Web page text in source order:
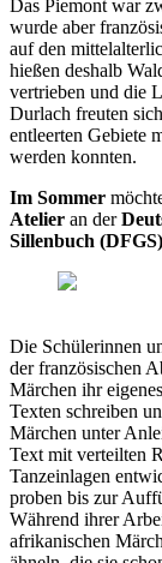
Das Piemont war
wurde aber
auf den
hießen deshalb
vertrieben und die
Durlach freuten
entleerten Gebiete
werden konnten.
Im Sommer
Atelier an der
Sillenbuch (DFGS)
Die Schülerinnen
der französischen
Märchen ihr
Texten schreiben
Märchen unter
Text mit verteilten
Tanzeinlagen
proben bis zur
Während ihrer
afrikanischen